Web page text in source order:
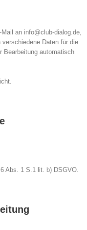
an info@club-dialog.de,
Daten für die
Bearbeitung automatisch
Abs. 1 S.1 lit. b) DSGVO.